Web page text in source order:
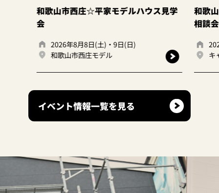
☆平家モデルハウス見学
8日(土)・9日(日)
和歌山岩出店 ☆建て替え
2026年8月8日(土)・9日(日)
キャンディハウス岩出店
イベント情報一覧を見る